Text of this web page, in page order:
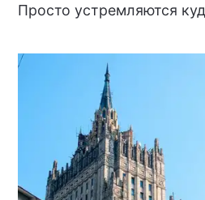
Просто устремляются